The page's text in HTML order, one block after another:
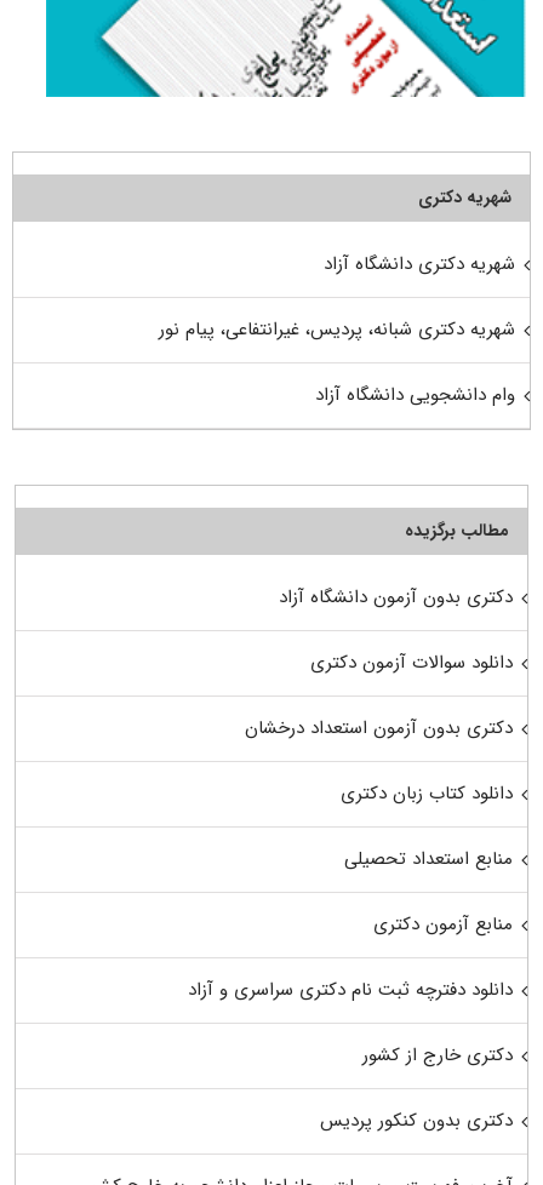
شهریه دکتری
شهریه دکتری دانشگاه آزاد
شهریه دکتری شبانه، پردیس، غیرانتفاعی، پیام نور
وام دانشجویی دانشگاه آزاد
مطالب برگزیده
دکتری بدون آزمون دانشگاه آزاد
دانلود سوالات آزمون دکتری
دکتری بدون آزمون استعداد درخشان
دانلود کتاب زبان دکتری
منابع استعداد تحصیلی
منابع آزمون دکتری
دانلود دفترچه ثبت نام دکتری سراسری و آزاد
دکتری خارج از کشور
دکتری بدون کنکور پردیس